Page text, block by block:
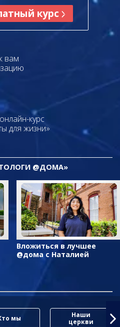
курс
вам
курс
для жизни»
@ДОМА»
Вложиться в лучшее
@дома с Наталией
мы
Наши
церкви